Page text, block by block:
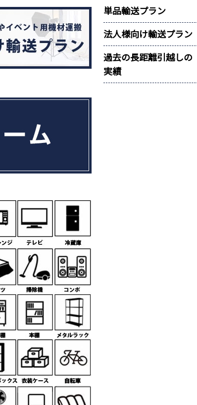
単品輸送プラン
法人様向け輸送プラン
過去の長距離引越しの
実績